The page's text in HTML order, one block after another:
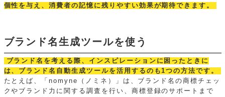
個性を与え、消費者の記憶に残りやすい効果が期待できます。
ブランド名生成ツールを使う
ブランド名を考える際、インスピレーションに困ったときに
は、ブランド名自動生成ツールを活用するのも1つの方法です。
たとえば、「nomyne（ノミネ）」は、ブランド名の商標チェッ
クやブランド力に関する調査を行い、商標登録のサポートまで